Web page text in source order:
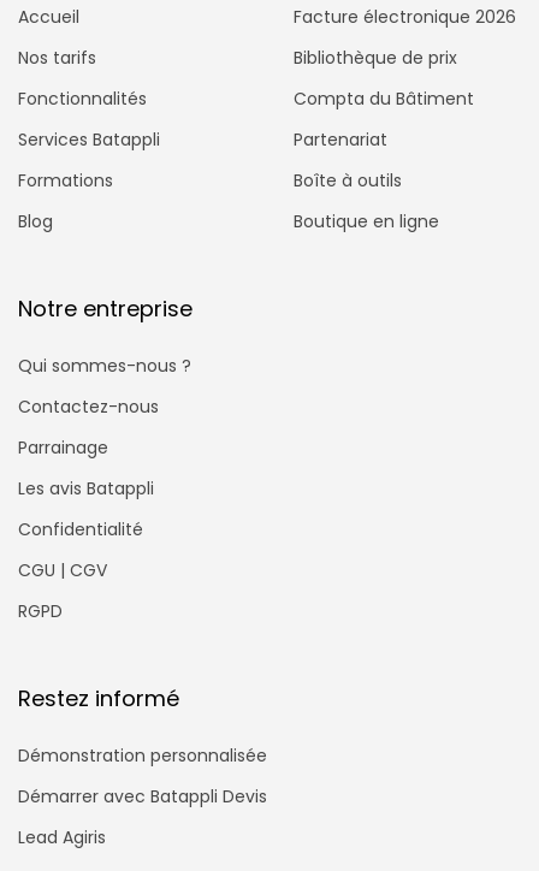
Accueil
Nos tarifs
Fonctionnalités
Services Batappli
Formations
Blog
Facture électronique 2026
Bibliothèque de prix
Compta du Bâtiment
Partenariat
Boîte à outils
Boutique en ligne
Notre entreprise
Qui sommes-nous ?
Contactez-nous
Parrainage
Les avis Batappli
Confidentialité
CGU | CGV
RGPD
Restez informé
Démonstration personnalisée
Démarrer avec Batappli Devis
Lead Agiris